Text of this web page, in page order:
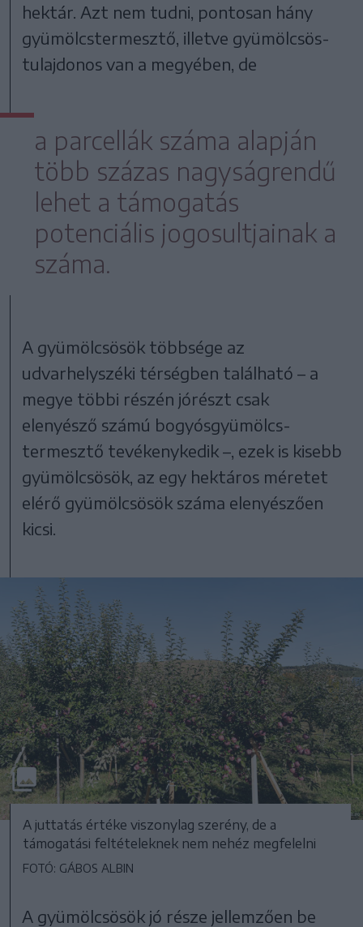
hektár. Azt nem tudni, pontosan hány
gyümölcstermesztő, illetve gyümölcsös-
tulajdonos van a megyében, de
a parcellák száma alapján
több százas nagyságrendű
lehet a támogatás
potenciális jogosultjainak a
száma.
A gyümölcsösök többsége az
udvarhelyszéki térségben található – a
megye többi részén jórészt csak
elenyésző számú bogyósgyümölcs-
termesztő tevékenykedik –, ezek is kisebb
gyümölcsösök, az egy hektáros méretet
elérő gyümölcsösök száma elenyészően
kicsi.
A juttatás értéke viszonylag szerény, de a
támogatási feltételeknek nem nehéz megfelelni
FOTÓ: GÁBOS ALBIN
A gyümölcsösök jó része jellemzően be